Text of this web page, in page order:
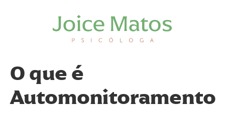
O que é
Automonitoramento